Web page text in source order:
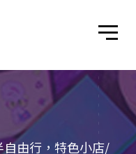
自由行，特色小店/